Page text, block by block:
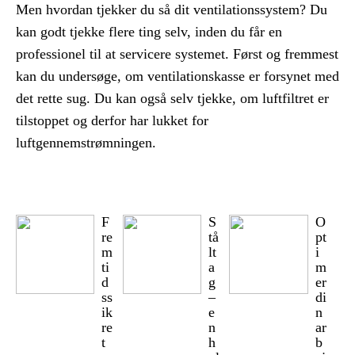
Men hvordan tjekker du så dit ventilationssystem? Du
kan godt tjekke flere ting selv, inden du får en
professionel til at servicere systemet. Først og fremmest
kan du undersøge, om ventilationskasse er forsynet med
det rette sug. Du kan også selv tjekke, om luftfiltret er
tilstoppet og derfor har lukket for
luftgennemstrømningen.
F
re
m
ti
d
ss
ik
re
t
S
tå
lt
a
g
–
e
n
h
O
pt
i
m
er
di
n
ar
b